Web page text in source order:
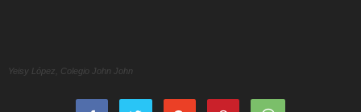
Yeisy López, Colegio John John